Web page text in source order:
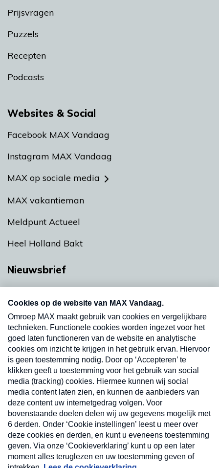
Prijsvragen
Puzzels
Recepten
Podcasts
Websites & Social
Facebook MAX Vandaag
Instagram MAX Vandaag
MAX op sociale media
MAX vakantieman
Meldpunt Actueel
Heel Holland Bakt
Nieuwsbrief
nieuwsbrief. Elke vrijdag- en dinsdagochtend in
uw mailbox.
Verzend
Nieuwsbrief
Neem hier een gratis abonnement op onze
nieuwsbrief. Elke vrijdag- en dinsdagochtend in uw